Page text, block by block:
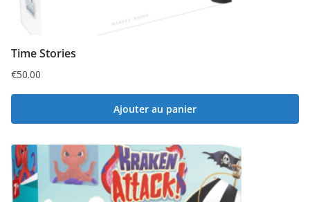
Time Stories
€50.00
Ajouter au panier